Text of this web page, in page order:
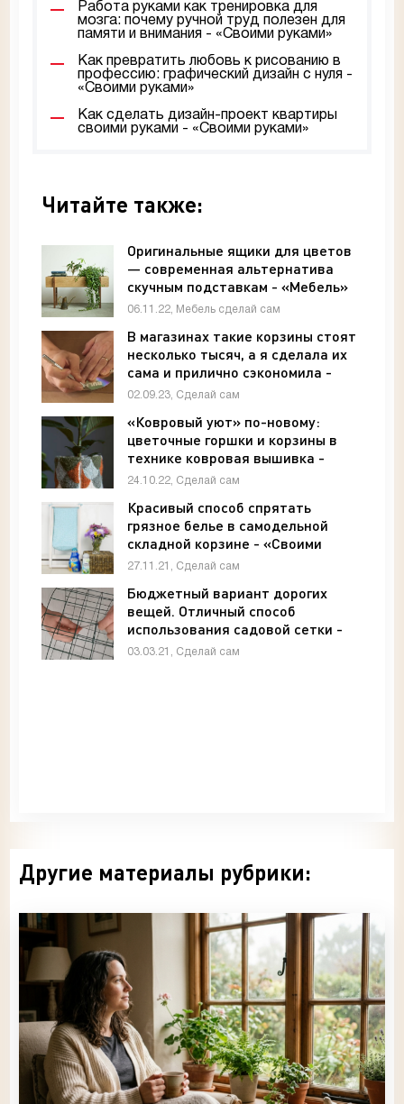
Работа руками как тренировка для
мозга: почему ручной труд полезен для
памяти и внимания - «Своими руками»
Как превратить любовь к рисованию в
профессию: графический дизайн с нуля -
«Своими руками»
Как сделать дизайн-проект квартиры
своими руками - «Своими руками»
Читайте также:
Оригинальные ящики для цветов
— современная альтернатива
скучным подставкам - «Мебель»
06.11.22, Мебель сделай сам
В магазинах такие корзины стоят
несколько тысяч, а я сделала их
сама и прилично сэкономила -
«Своими руками»
02.09.23, Сделай сам
«Ковровый уют» по-новому:
цветочные горшки и корзины в
технике ковровая вышивка -
«Своими руками»
24.10.22, Сделай сам
Красивый способ спрятать
грязное белье в самодельной
складной корзине - «Своими
руками»
27.11.21, Сделай сам
Бюджетный вариант дорогих
вещей. Отличный способ
использования садовой сетки -
«Своими руками»
03.03.21, Сделай сам
Другие материалы рубрики: